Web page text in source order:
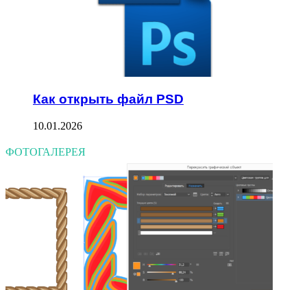
Как открыть файл PSD
10.01.2026
ФОТОГАЛЕРЕЯ